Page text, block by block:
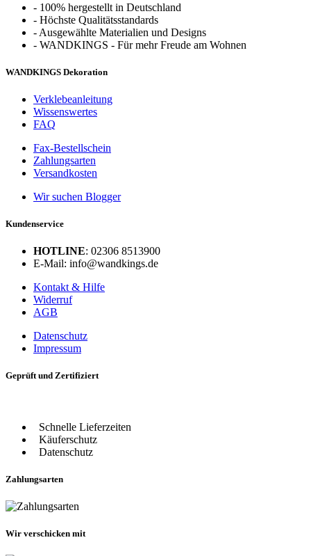
- 100% hergestellt in Deutschland
- Höchste Qualitätsstandards
- Ausgewählte Materialien und Designs
- WANDKINGS - Für mehr Freude am Wohnen
WANDKINGS Dekoration
Verklebeanleitung
Wissenswertes
FAQ
Fax-Bestellschein
Zahlungsarten
Versandkosten
Wir suchen Blogger
Kundenservice
HOTLINE: 02306 8513900
E-Mail: info@wandkings.de
Kontakt & Hilfe
Widerruf
AGB
Datenschutz
Impressum
Geprüft und Zertifiziert
Schnelle Lieferzeiten
Käuferschutz
Datenschutz
Zahlungsarten
Wir verschicken mit